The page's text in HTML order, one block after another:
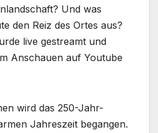
Und was
den Reiz des Ortes aus?
live gestreamt und
Anschauen auf Youtube
wird das 250-Jahr-
Jahreszeit begangen.